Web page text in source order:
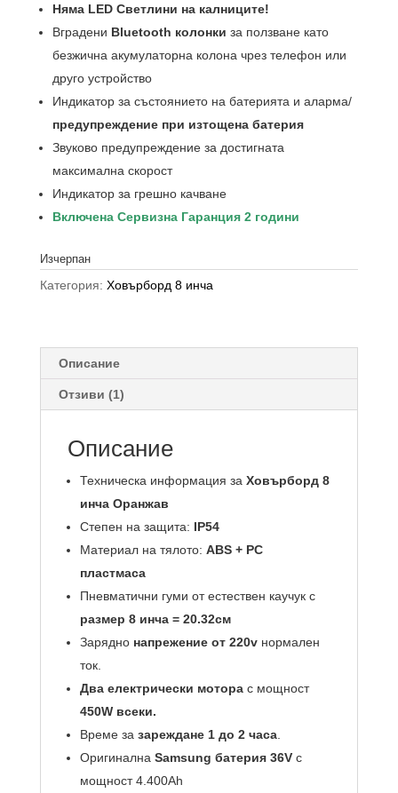
Няма LED Светлини на калниците!
Вградени Bluetooth колонки за ползване като
безжична акумулаторна колона чрез телефон или
друго устройство
Индикатор за състоянието на батерията и аларма/
предупреждение при изтощена батерия
Звуково предупреждение за достигната
максимална скорост
Индикатор за грешно качване
Включена Сервизна Гаранция 2 години
Изчерпан
Категория: Ховърборд 8 инча
Описание
Отзиви (1)
Описание
Техническа информация за Ховърборд 8
инча Оранжав
Степен на защита: IP54
Материал на тялото: ABS + PC
пластмаса
Пневматични гуми от естествен каучук с
размер 8 инча = 20.32см
Зарядно напрежение от 220vнормален
ток.
Два електрически моторас мощност
450W всеки.
Време за зареждане 1 до 2 часа.
Оригинална Samsung батерия 36Vс
мощност 4.400Аh